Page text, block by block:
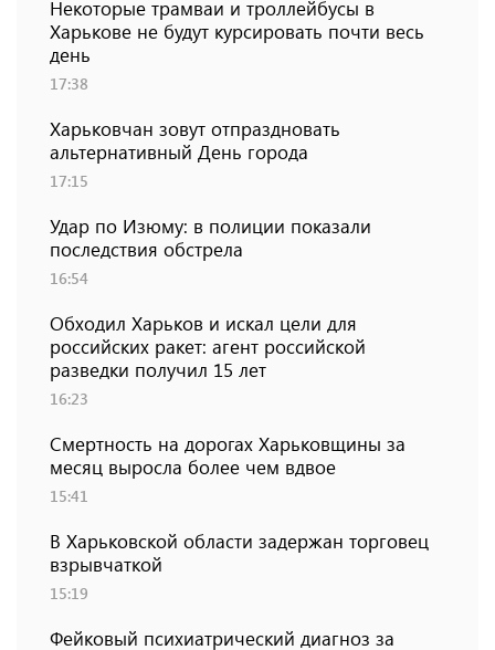
Некоторые трамваи и троллейбусы в
Харькове не будут курсировать почти весь
день
17:38
Харьковчан зовут отпраздновать
альтернативный День города
17:15
Удар по Изюму: в полиции показали
последствия обстрела
16:54
Обходил Харьков и искал цели для
российских ракет: агент российской
разведки получил 15 лет
16:23
Смертность на дорогах Харьковщины за
месяц выросла более чем вдвое
15:41
В Харьковской области задержан торговец
взрывчаткой
15:19
Фейковый психиатрический диагноз за